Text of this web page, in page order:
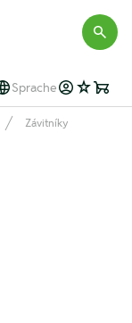
Sprache
Závitníky